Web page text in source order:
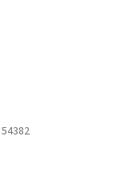
54382